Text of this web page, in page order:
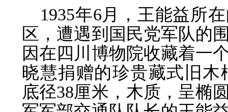
1935年6月，王能益所
区，遭遇到国民党军队的
因在四川博物院收藏着一
晓慧捐赠的珍贵藏式旧木
底径38厘米，木质，呈椭